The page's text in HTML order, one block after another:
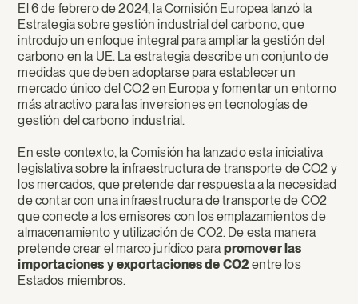
El 6 de febrero de 2024, la Comisión Europea lanzó la
Estrategia sobre gestión industrial del carbono, que
introdujo un enfoque integral para ampliar la gestión del
carbono en la UE. La estrategia describe un conjunto de
medidas que deben adoptarse para establecer un
mercado único del CO2 en Europa y fomentar un entorno
más atractivo para las inversiones en tecnologías de
gestión del carbono industrial.
En este contexto, la Comisión ha lanzado esta iniciativa
legislativa sobre la infraestructura de transporte de CO2 y
los mercados, que pretende dar respuesta a la necesidad
de contar con una infraestructura de transporte de CO2
que conecte a los emisores con los emplazamientos de
almacenamiento y utilización de CO2. De esta manera
pretende crear el marco jurídico para promover las
importaciones y exportaciones de CO2 entre los
Estados miembros.